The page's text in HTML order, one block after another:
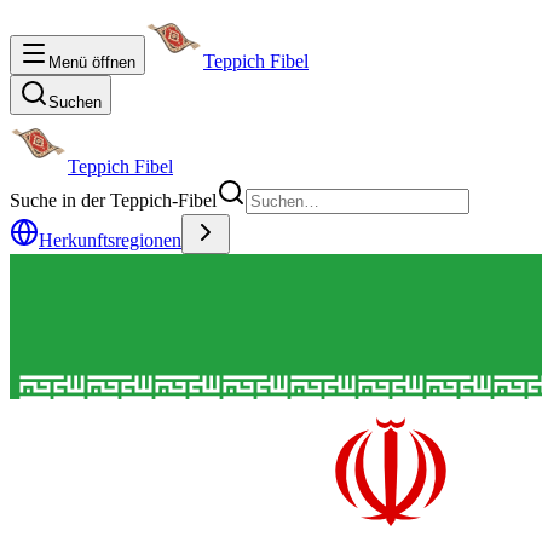
Menü öffnen Teppich Fibel
Suchen
Teppich Fibel
Suche in der Teppich-Fibel
Herkunftsregionen